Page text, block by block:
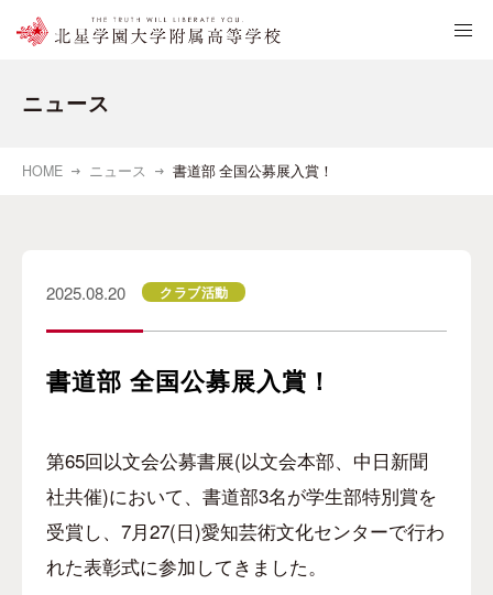
ニュース
HOME ニュース 書道部 全国公募展入賞！
2025.08.20 クラブ活動
書道部 全国公募展入賞！
第65回以文会公募書展(以文会本部、中日新聞
社共催)において、書道部3名が学生部特別賞を
受賞し、7月27(日)愛知芸術文化センターで行わ
れた表彰式に参加してきました。